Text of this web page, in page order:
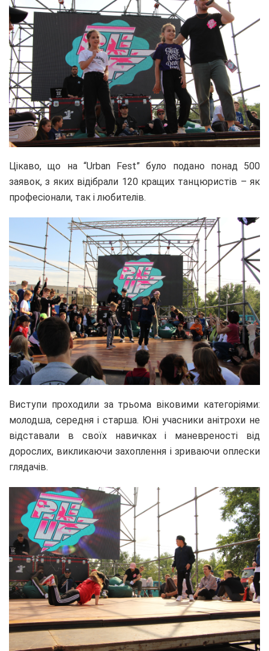
Цікаво, що на “Urban Fest” було подано понад 500
заявок, з яких відібрали 120 кращих танцюристів – як
професіонали, так і любителів.
Виступи проходили за трьома віковими категоріями:
молодша, середня і старша. Юні учасники анітрохи не
відставали в своїх навичках і маневреності від
дорослих, викликаючи захоплення і зриваючи оплески
глядачів.